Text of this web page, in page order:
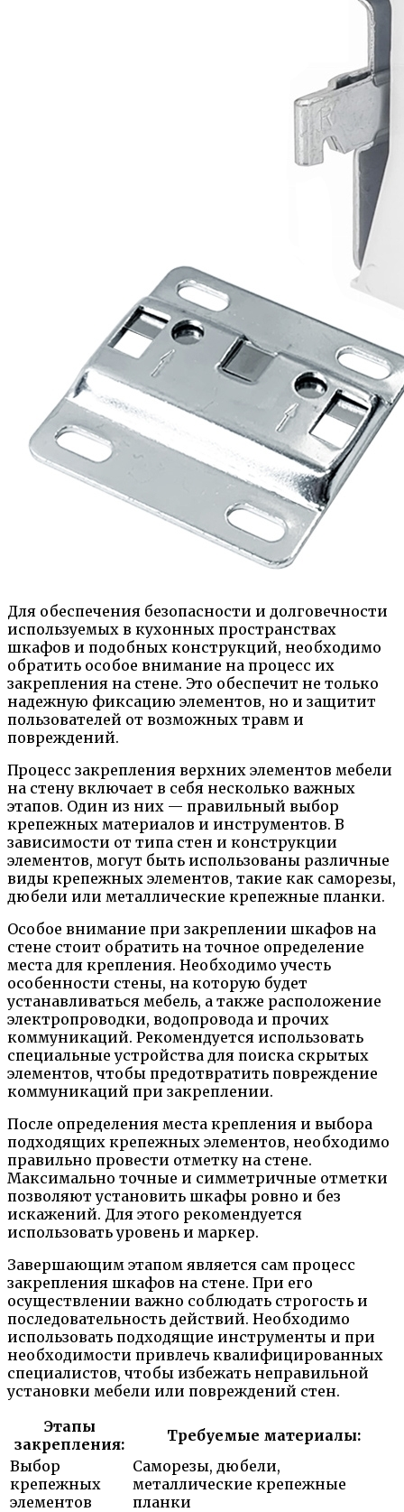
Для обеспечения безопасности и долговечности
используемых в кухонных пространствах
шкафов и подобных конструкций, необходимо
обратить особое внимание на процесс их
закрепления на стене. Это обеспечит не только
надежную фиксацию элементов, но и защитит
пользователей от возможных травм и
повреждений.
Процесс закрепления верхних элементов мебели
на стену включает в себя несколько важных
этапов. Один из них — правильный выбор
крепежных материалов и инструментов. В
зависимости от типа стен и конструкции
элементов, могут быть использованы различные
виды крепежных элементов, такие как саморезы,
дюбели или металлические крепежные планки.
Особое внимание при закреплении шкафов на
стене стоит обратить на точное определение
места для крепления. Необходимо учесть
особенности стены, на которую будет
устанавливаться мебель, а также расположение
электропроводки, водопровода и прочих
коммуникаций. Рекомендуется использовать
специальные устройства для поиска скрытых
элементов, чтобы предотвратить повреждение
коммуникаций при закреплении.
После определения места крепления и выбора
подходящих крепежных элементов, необходимо
правильно провести отметку на стене.
Максимально точные и симметричные отметки
позволяют установить шкафы ровно и без
искажений. Для этого рекомендуется
использовать уровень и маркер.
Завершающим этапом является сам процесс
закрепления шкафов на стене. При его
осуществлении важно соблюдать строгость и
последовательность действий. Необходимо
использовать подходящие инструменты и при
необходимости привлечь квалифицированных
специалистов, чтобы избежать неправильной
установки мебели или повреждений стен.
Этапы
закрепления:
Требуемые материалы:
Выбор
крепежных
элементов
Саморезы, дюбели,
металлические крепежные
планки